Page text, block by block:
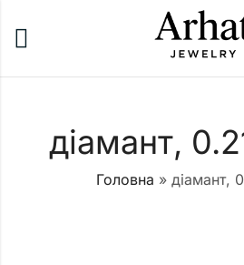
діамант,
Головна » діамант,